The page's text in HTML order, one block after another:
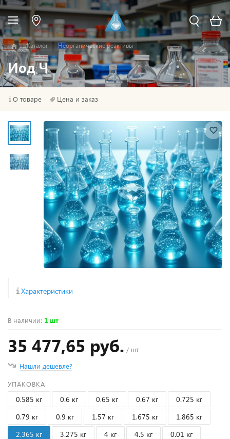
Каталог Неорганические реактивы
Иод Ч
О товаре Цена и заказ
Характеристики
В наличии: 1 шт
35 477,65 руб. / шт
Нашли дешевле?
УПАКОВКА
0.585 кг 0.6 кг 0.65 кг 0.67 кг
0.725 кг
0.79 кг
0.9 кг 1.57 кг 1.675 кг
1.865 кг
2.365 кг
3.275 кг 4 кг 4.5 кг
0.01 кг